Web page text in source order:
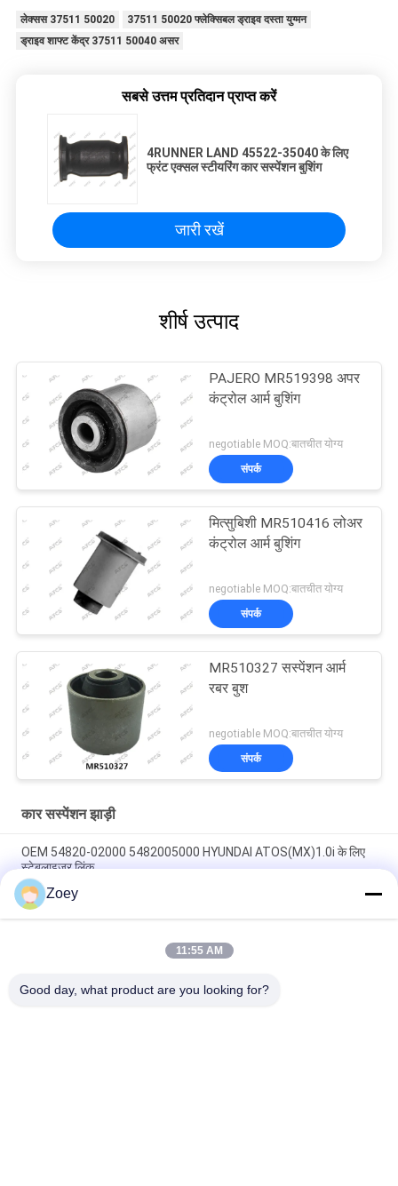
लेक्सस 37511 50020
37511 50020 फ्लेक्सिबल ड्राइव दस्ता युग्मन
ड्राइव शाफ्ट केंद्र 37511 50040 असर
सबसे उत्तम प्रतिदान प्राप्त करें
4RUNNER LAND 45522-35040 के लिए
फ्रंट एक्सल स्टीयरिंग कार सस्पेंशन बुशिंग
जारी रखें
शीर्ष उत्पाद
PAJERO MR519398 अपर
कंट्रोल आर्म बुशिंग
negotiable MOQ:बातचीत योग्य
संपर्क
मित्सुबिशी MR510416 लोअर
कंट्रोल आर्म बुशिंग
negotiable MOQ:बातचीत योग्य
संपर्क
MR510327 सस्पेंशन आर्म
रबर बुश
negotiable MOQ:बातचीत योग्य
संपर्क
कार सस्पेंशन झाड़ी
OEM 54820-02000 5482005000 HYUNDAI ATOS(MX)1.0i के लिए
स्टेबलाइजर लिंक
OEM FL3Z3084B FL3Z3085B FL343A188A फोर्ड F-150 एक्सटेंडेड के
लिए आर्म बुश
OEM FL3Z3050B FL3Z-3050-C फोर्ड F-150 / EXPEDITION के लिए बॉल
Zoey
11:55 AM
Good day, what product are you looking for?